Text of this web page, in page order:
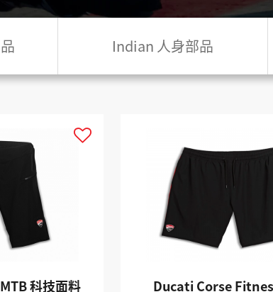
Indian 人身部品
科技面料
Ducati Corse